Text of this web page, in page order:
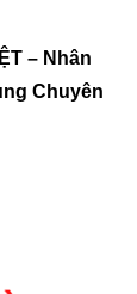
– Nhân
Chuyên